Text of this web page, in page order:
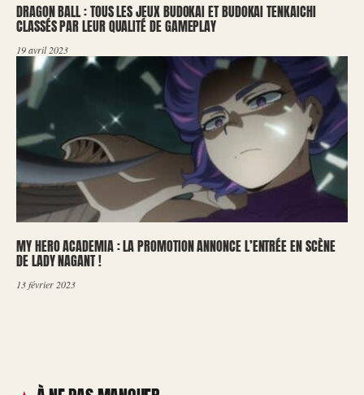
DRAGON BALL : TOUS LES JEUX BUDOKAI ET BUDOKAI TENKAICHI
CLASSÉS PAR LEUR QUALITÉ DE GAMEPLAY
19 avril 2023
MY HERO ACADEMIA : LA PROMOTION ANNONCE L’ENTRÉE EN SCÈNE
DE LADY NAGANT !
13 février 2023